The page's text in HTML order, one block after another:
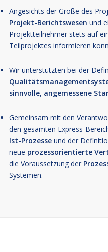
Angesichts der Größe des
Projekt-Berichtswesen und
Projektteilnehmer stets auf
Teilprojektes informieren
Wir unterstützten bei der
sinnvolle, angemessene
Gemeinsam mit den
den gesamten Express-
Ist-Prozesse und der
neue prozessorientierte
die Voraussetzung der
Systemen.